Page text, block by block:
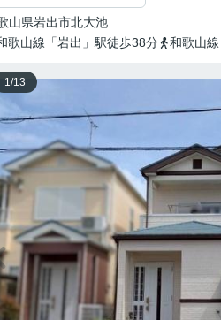
山県岩出市北大池
歌山線「岩出」駅徒歩38分
和歌山
1/13